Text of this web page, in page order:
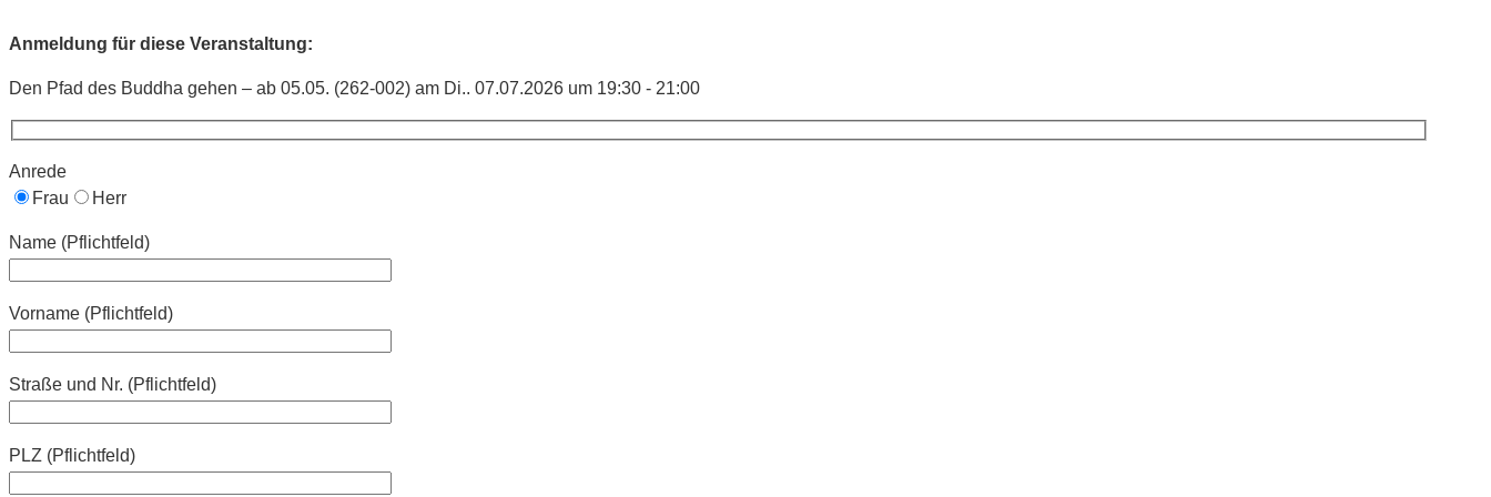
Anmeldung für diese Veranstaltung:
Den Pfad des Buddha gehen – ab 05.05. (262-002) am Di.. 07.07.2026 um 19:30 - 21:00
Anrede
Frau
Herr
Name (Pflichtfeld)
Vorname (Pflichtfeld)
Straße und Nr. (Pflichtfeld)
PLZ (Pflichtfeld)